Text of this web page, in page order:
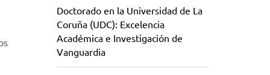
Doctorado en la Universidad de La
Coruña (UDC): Excelencia
Académica e Investigación de
Vanguardia